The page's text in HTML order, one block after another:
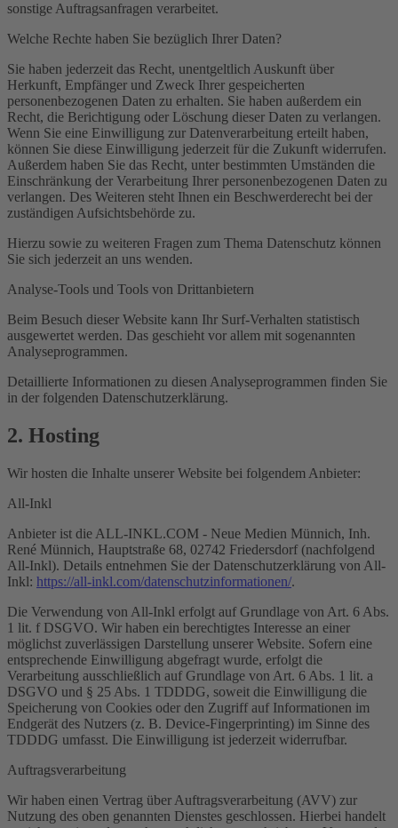
sonstige Auftragsanfragen verarbeitet.
Welche Rechte haben Sie bezüglich Ihrer Daten?
Sie haben jederzeit das Recht, unentgeltlich Auskunft über
Herkunft, Empfänger und Zweck Ihrer gespeicherten
personenbezogenen Daten zu erhalten. Sie haben außerdem ein
Recht, die Berichtigung oder Löschung dieser Daten zu verlangen.
Wenn Sie eine Einwilligung zur Datenverarbeitung erteilt haben,
können Sie diese Einwilligung jederzeit für die Zukunft widerrufen.
Außerdem haben Sie das Recht, unter bestimmten Umständen die
Einschränkung der Verarbeitung Ihrer personenbezogenen Daten zu
verlangen. Des Weiteren steht Ihnen ein Beschwerderecht bei der
zuständigen Aufsichtsbehörde zu.
Hierzu sowie zu weiteren Fragen zum Thema Datenschutz können
Sie sich jederzeit an uns wenden.
Analyse-Tools und Tools von Dritt­anbietern
Beim Besuch dieser Website kann Ihr Surf-Verhalten statistisch
ausgewertet werden. Das geschieht vor allem mit sogenannten
Analyseprogrammen.
Detaillierte Informationen zu diesen Analyseprogrammen finden Sie
in der folgenden Datenschutzerklärung.
2. Hosting
Wir hosten die Inhalte unserer Website bei folgendem Anbieter:
All-Inkl
Anbieter ist die ALL-INKL.COM - Neue Medien Münnich, Inh.
René Münnich, Hauptstraße 68, 02742 Friedersdorf (nachfolgend
All-Inkl). Details entnehmen Sie der Datenschutzerklärung von All-
Inkl: https://all-inkl.com/datenschutzinformationen/.
Die Verwendung von All-Inkl erfolgt auf Grundlage von Art. 6 Abs.
1 lit. f DSGVO. Wir haben ein berechtigtes Interesse an einer
möglichst zuverlässigen Darstellung unserer Website. Sofern eine
entsprechende Einwilligung abgefragt wurde, erfolgt die
Verarbeitung ausschließlich auf Grundlage von Art. 6 Abs. 1 lit. a
DSGVO und § 25 Abs. 1 TDDDG, soweit die Einwilligung die
Speicherung von Cookies oder den Zugriff auf Informationen im
Endgerät des Nutzers (z. B. Device-Fingerprinting) im Sinne des
TDDDG umfasst. Die Einwilligung ist jederzeit widerrufbar.
Auftragsverarbeitung
Wir haben einen Vertrag über Auftragsverarbeitung (AVV) zur
Nutzung des oben genannten Dienstes geschlossen. Hierbei handelt